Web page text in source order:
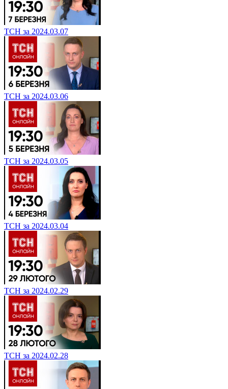
ТСН за 2024.03.07
ТСН за 2024.03.06
ТСН за 2024.03.05
ТСН за 2024.03.04
ТСН за 2024.02.29
ТСН за 2024.02.28